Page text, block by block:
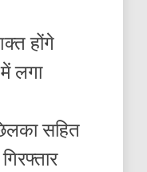
होंगे
लगा
सहित